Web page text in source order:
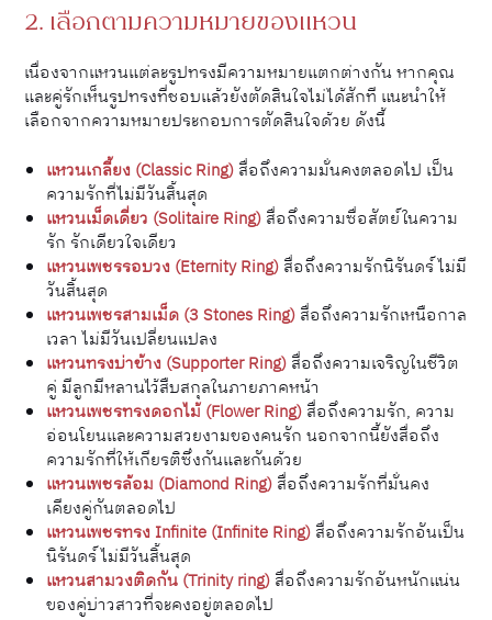
2. เลือกตามความหมายของแหวน
เนื่องจากแหวนแต่ละรูปทรงมีความหมายแตกต่างกัน หากคุณ
และคู่รักเห็นรูปทรงที่ชอบแล้วยังตัดสินใจไม่ได้สักที แนะนำให้
เลือกจากความหมายประกอบการตัดสินใจด้วย ดังนี้
แหวนเกลี้ยง (Classic Ring) สื่อถึงความมั่นคงตลอดไป เป็น
ความรักที่ไม่มีวันสิ้นสุด
แหวนเม็ดเดี่ยว (Solitaire Ring) สื่อถึงความซื่อสัตย์ในความ
รัก รักเดียวใจเดียว
แหวนเพชรรอบวง (Eternity Ring) สื่อถึงความรักนิรันดร์ ไม่มี
วันสิ้นสุด
แหวนเพชรสามเม็ด (3 Stones Ring) สื่อถึงความรักเหนือกาล
เวลา ไม่มีวันเปลี่ยนแปลง
แหวนทรงบ่าข้าง (Supporter Ring) สื่อถึงความเจริญในชีวิต
คู่ มีลูกมีหลานไว้สืบสกุลในภายภาคหน้า
แหวนเพชรทรงดอกไม้ (Flower Ring) สื่อถึงความรัก, ความ
อ่อนโยนและความสวยงามของคนรัก นอกจากนี้ยังสื่อถึง
ความรักที่ให้เกียรติซึ่งกันและกันด้วย
แหวนเพชรล้อม (Diamond Ring) สื่อถึงความรักที่มั่นคง
เคียงคู่กันตลอดไป
แหวนเพชรทรง Infinite (Infinite Ring) สื่อถึงความรักอันเป็น
นิรันดร์ ไม่มีวันสิ้นสุด
แหวนสามวงติดกัน (Trinity ring) สื่อถึงความรักอันหนักแน่น
ของคู่บ่าวสาวที่จะคงอยู่ตลอดไป